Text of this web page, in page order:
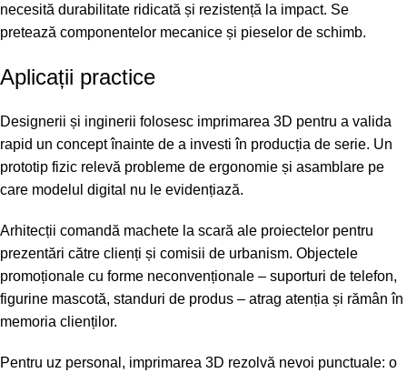
necesită durabilitate ridicată și rezistență la impact. Se
pretează componentelor mecanice și pieselor de schimb.
Aplicații practice
Designerii și inginerii folosesc imprimarea 3D pentru a valida
rapid un concept înainte de a investi în producția de serie. Un
prototip fizic relevă probleme de ergonomie și asamblare pe
care modelul digital nu le evidențiază.
Arhitecții comandă machete la scară ale proiectelor pentru
prezentări către clienți și comisii de urbanism. Objectele
promoționale cu forme neconvenționale – suporturi de telefon,
figurine mascotă, standuri de produs – atrag atenția și rămân în
memoria clienților.
Pentru uz personal, imprimarea 3D rezolvă nevoi punctuale: o